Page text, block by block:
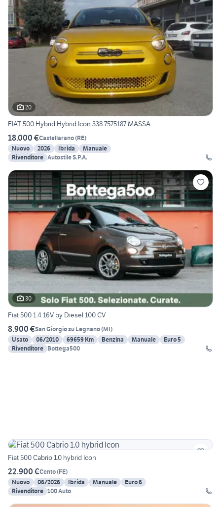
20
FIAT 500 Hybrid Hybrid Icon 338.7575187 MASSA...
18.000 €Castellarano(RE)
Nuovo
2026 Ibrida
Manuale
Rivenditore Autostile S.P.A.
30
Fiat 500 1.4 16V by Diesel 100 CV
8.900 €San Giorgio su Legnano(MI)
Usato
06/2010 69659 Km Benzina Manuale
Euro 5
Rivenditore Bottega500
Fiat 500 Cabrio 1.0 hybrid Icon
22.900 €Cento(FE)
Nuovo
06/2026 Ibrida Manuale
Euro 6
Rivenditore 100 Auto